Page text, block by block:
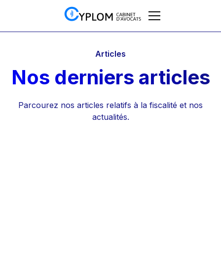
Articles
Nos derniers articles
Parcourez nos articles relatifs à la fiscalité et nos
actualités.